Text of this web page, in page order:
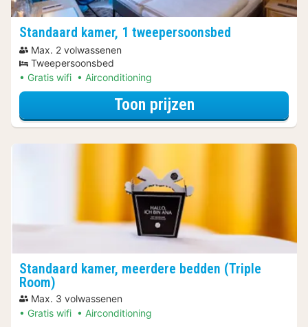
Standaard kamer, 1 tweepersoonsbed
Max. 2 volwassenen
Tweepersoonsbed
Gratis wifi
Airconditioning
Toon prijzenvoor Standaard
Standaard kamer, meerdere bedden (Triple
Room)
Max. 3 volwassenen
Gratis wifi
Airconditioning